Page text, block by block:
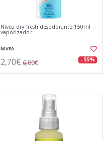
Nivea dry fresh desodorante 150ml
vaporizador
NIVEA
2,70€ 6,00€ - 55%